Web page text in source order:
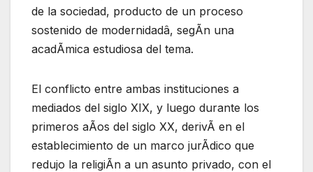
de la sociedad, producto de un proceso
sostenido de modernidadâ, segÃn una
acadÃmica estudiosa del tema.
El conflicto entre ambas instituciones a
mediados del siglo XIX, y luego durante los
primeros aÃos del siglo XX, derivÃ en el
establecimiento de un marco jurÃdico que
redujo la religiÃn a un asunto privado, con el